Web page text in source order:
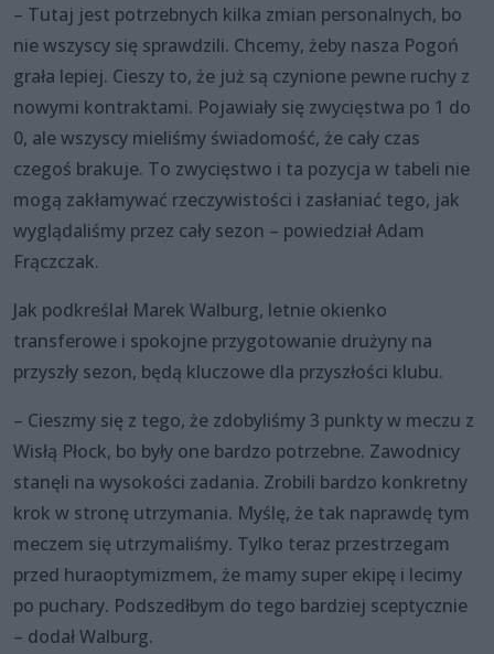
– Tutaj jest potrzebnych kilka zmian personalnych, bo
nie wszyscy się sprawdzili. Chcemy, żeby nasza Pogoń
grała lepiej. Cieszy to, że już są czynione pewne ruchy z
nowymi kontraktami. Pojawiały się zwycięstwa po 1 do
0, ale wszyscy mieliśmy świadomość, że cały czas
czegoś brakuje. To zwycięstwo i ta pozycja w tabeli nie
mogą zakłamywać rzeczywistości i zasłaniać tego, jak
wyglądaliśmy przez cały sezon – powiedział Adam
Frączczak.
Jak podkreślał Marek Walburg, letnie okienko
transferowe i spokojne przygotowanie drużyny na
przyszły sezon, będą kluczowe dla przyszłości klubu.
– Cieszmy się z tego, że zdobyliśmy 3 punkty w meczu z
Wisłą Płock, bo były one bardzo potrzebne. Zawodnicy
stanęli na wysokości zadania. Zrobili bardzo konkretny
krok w stronę utrzymania. Myślę, że tak naprawdę tym
meczem się utrzymaliśmy. Tylko teraz przestrzegam
przed huraoptymizmem, że mamy super ekipę i lecimy
po puchary. Podszedłbym do tego bardziej sceptycznie
– dodał Walburg.